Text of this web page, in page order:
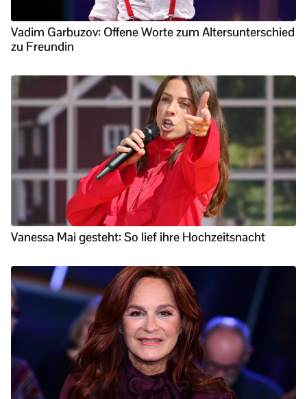
Vadim Garbuzov: Offene Worte zum Altersunterschied
zu Freundin
Vanessa Mai gesteht: So lief ihre Hochzeitsnacht